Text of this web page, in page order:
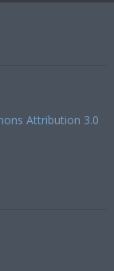
Attribution 3.0